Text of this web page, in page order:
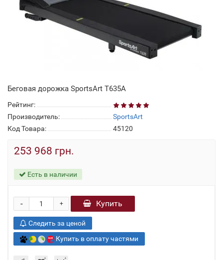
Беговая дорожка SportsArt T635A
Рейтинг:
Производитель:
SportsArt
Код Товара:
45120
253 968 грн.
Есть в наличии
+
- Купить
Следить за ценой
Купить в оплату частями